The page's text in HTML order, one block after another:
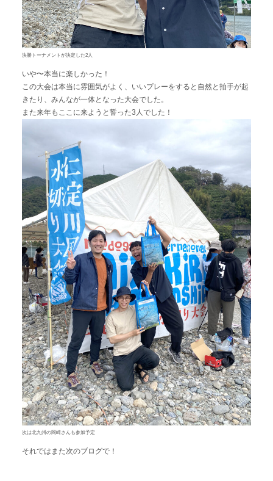
決勝トーナメントが決定した2人
いや〜本当に楽しかった！
この大会は本当に雰囲気がよく、いいプレーをすると自然と拍手が起
きたり、みんなが一体となった大会でした。
また来年もここに来ようと誓った3人でした！
次は北九州の岡崎さんも参加予定
それではまた次のブログで！